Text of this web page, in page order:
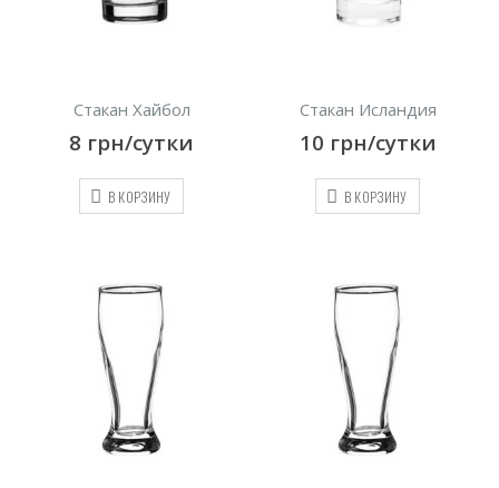
Стакан Хайбол
8 грн/сутки
В КОРЗИНУ
Стакан Исландия
10 грн/сутки
В КОРЗИНУ